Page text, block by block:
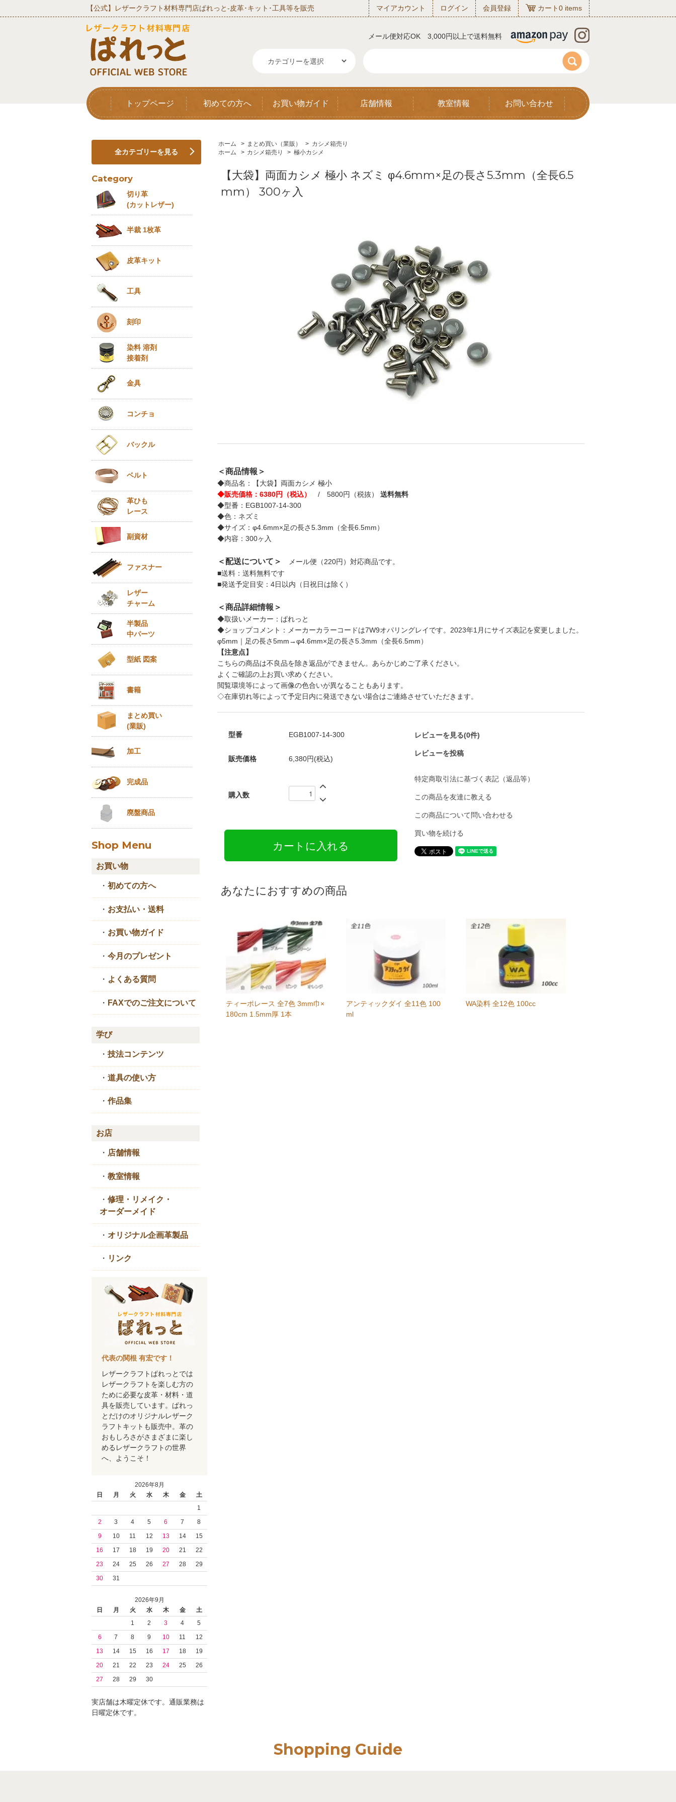
【公式】レザークラフト材料専門店ぱれっと‐皮革･キット･工具等を販売 マイアカウント ログイン 会員登録 カート0 items
メール便対応OK 3,000円以上で送料無料
トップページ 初めての方へ お買い物ガイド 店舗情報 教室情報 お問い合わせ
ホーム > まとめ買い（業販） > カシメ箱売り
ホーム
> カシメ箱売り > 極小カシメ
【大袋】両面カシメ 極小 ネズミ φ4.6mm×足の長さ5.3mm（全長6.5
mm） 300ヶ入
＜商品情報＞
◆商品名：【大袋】両面カシメ 極小
◆販売価格：6380円（税込）
/ 5800円（税抜） 送料無料
◆型番：EGB1007-14-300
◆色：ネズミ
◆サイズ：φ4.6mm×足の長さ5.3mm（全長6.5mm）
◆内容：300ヶ入
＜配送について＞
メール便（220円）対応商品です。
■送料：送料無料です
■発送予定目安：4日以内（日祝日は除く）
＜商品詳細情報＞
◆取扱いメーカー：ぱれっと
◆ショップコメント：メーカーカラーコードは7W9オパリングレイです。2023年1月にサイズ表記を変更しました。
φ5mm｜足の長さ5mm→φ4.6mm×足の長さ5.3mm（全長6.5mm）
【注意点】
こちらの商品は不良品を除き返品ができません。あらかじめご了承ください。
よくご確認の上お買い求めください。
閲覧環境等によって画像の色合いが異なることもあります。
◇在庫切れ等によって予定日内に発送できない場合はご連絡させていただきます。
型番 EGB1007-14-300
販売価格 6,380円(税込)
購入数
レビューを見る(0件)
レビューを投稿
特定商取引法に基づく表記（返品等）
この商品を友達に教える
この商品について問い合わせる
買い物を続ける
あなたにおすすめの商品
ティーポレース 全7色 3mm巾×
180cm 1.5mm厚 1本
アンティックダイ 全11色 100
ml
WA染料 全12色 100cc
全カテゴリーを見る
Category
切り革
(カットレザー)
半裁 1枚革
皮革キット
工具
刻印
染料 溶剤
接着剤
金具
コンチョ
バックル
ベルト
革ひも
レース
副資材
ファスナー
レザー
チャーム
半製品
中パーツ
型紙 図案
書籍
まとめ買い
(業販)
加工
完成品
廃盤商品
Shop Menu
お買い物
・ 初めての方へ
・ お支払い・送料
・ お買い物ガイド
・ 今月のプレゼント
・ よくある質問
・ FAXでのご注文について
学び
・ 技法コンテンツ
・ 道具の使い方
・ 作品集
お店
・ 店舗情報
・ 教室情報
・ 修理・リメイク・
オーダーメイド
・ オリジナル企画革製品
・ リンク
代表の関根 有宏です！
レザークラフトぱれっとでは
レザークラフトを楽しむ方の
ために必要な皮革・材料・道
具を販売しています。ぱれっ
とだけのオリジナルレザーク
ラフトキットも販売中。革の
おもしろさがさまざまに楽し
めるレザークラフトの世界
へ、ようこそ！
2026年8月
日
月 火 水 木 金
土
1
2
3 4 5 6 7
8
9
10 11 12 13 14
15
16
17 18 19 20 21
22
23
24 25 26 27 28
29
30
31
2026年9月
日
月 火 水 木 金
土
1
2 3 4
5
6
7 8 9 10 11
12
13
14 15 16 17 18
19
20
21 22 23 24 25
26
27
28 29 30
実店舗は木曜定休です。通販業務は
日曜定休です。
Shopping Guide